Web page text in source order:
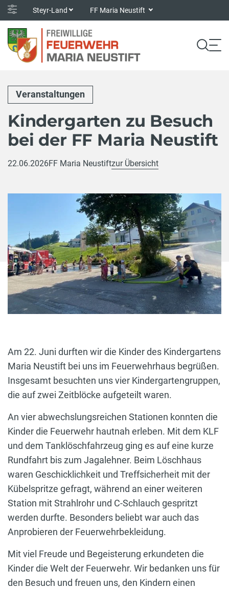
Steyr-Land FF Maria Neustift
Veranstaltungen
Kindergarten zu Besuch
bei der FF Maria Neustift
22.06.2026FF Maria Neustiftzur Übersicht
Am 22. Juni durften wir die Kinder des Kindergartens
Maria Neustift bei uns im Feuerwehrhaus begrüßen.
Insgesamt besuchten uns vier Kindergartengruppen,
die auf zwei Zeitblöcke aufgeteilt waren.
An vier abwechslungsreichen Stationen konnten die
Kinder die Feuerwehr hautnah erleben. Mit dem KLF
und dem Tanklöschfahrzeug ging es auf eine kurze
Rundfahrt bis zum Jagalehner. Beim Löschhaus
waren Geschicklichkeit und Treffsicherheit mit der
Kübelspritze gefragt, während an einer weiteren
Station mit Strahlrohr und C-Schlauch gespritzt
werden durfte. Besonders beliebt war auch das
Anprobieren der Feuerwehrbekleidung.
Mit viel Freude und Begeisterung erkundeten die
Kinder die Welt der Feuerwehr. Wir bedanken uns für
den Besuch und freuen uns, den Kindern einen